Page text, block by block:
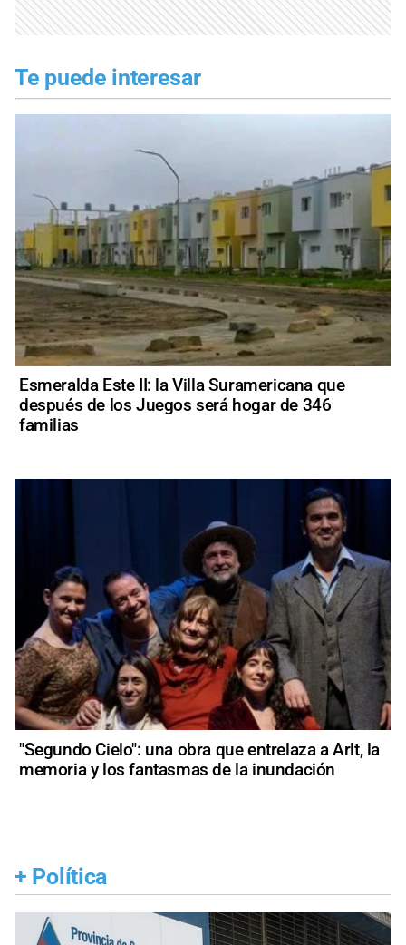
Te puede interesar
Esmeralda Este II: la Villa Suramericana que
después de los Juegos será hogar de 346
familias
"Segundo Cielo": una obra que entrelaza a Arlt, la
memoria y los fantasmas de la inundación
+ Política